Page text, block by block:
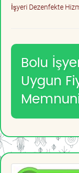
İşyeri Dezenfekte
Bolu
Uygun